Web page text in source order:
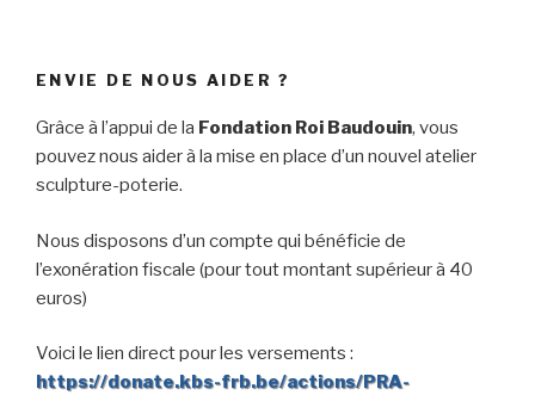
ENVIE DE NOUS AIDER ?
Grâce à l’appui de la Fondation Roi Baudouin, vous
pouvez nous aider à la mise en place d’un nouvel atelier
sculpture-poterie.
Nous disposons d’un compte qui bénéficie de
l’exonération fiscale (pour tout montant supérieur à 40
euros)
Voici le lien direct pour les versements :
https://donate.kbs-frb.be/actions/PRA-